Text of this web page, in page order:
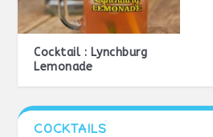
Cocktail : Lynchburg
Lemonade
COCKTAILS